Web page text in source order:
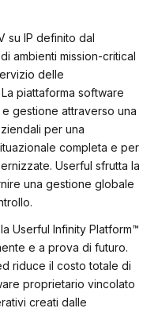
su IP definito dal
ambienti mission-critical
delle
piattaforma software
gestione attraverso una
per una
completa e per
Userful sfrutta la
una gestione globale
Userful Infinity Platform™
e a prova di futuro.
riduce il costo totale di
proprietario vincolato
creati dalle